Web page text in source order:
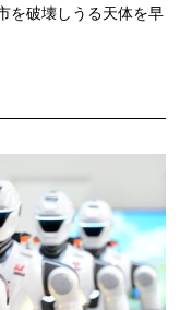
を破壊しうる天体を早